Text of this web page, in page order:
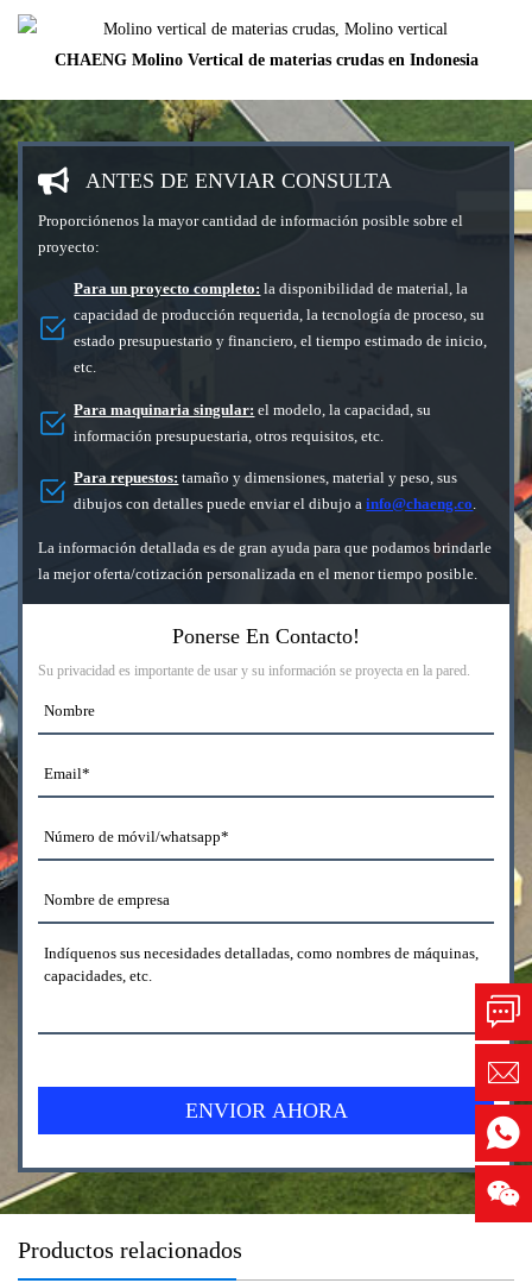
CHAENG Molino Vertical de materias crudas en Indonesia
ANTES DE ENVIAR CONSULTA
Proporciónenos la mayor cantidad de información posible sobre el
proyecto:
Para un proyecto completo: la disponibilidad de material, la
capacidad de producción requerida, la tecnología de proceso, su
estado presupuestario y financiero, el tiempo estimado de inicio,
etc.
Para maquinaria singular: el modelo, la capacidad, su
información presupuestaria, otros requisitos, etc.
Para repuestos: tamaño y dimensiones, material y peso, sus
dibujos con detalles puede enviar el dibujo ainfo@chaeng.co.
La información detallada es de gran ayuda para que podamos brindarle
la mejor oferta/cotización personalizada en el menor tiempo posible.
Ponerse En Contacto!
Su privacidad es importante de usar y su información se proyecta en la pared.
Productos relacionados